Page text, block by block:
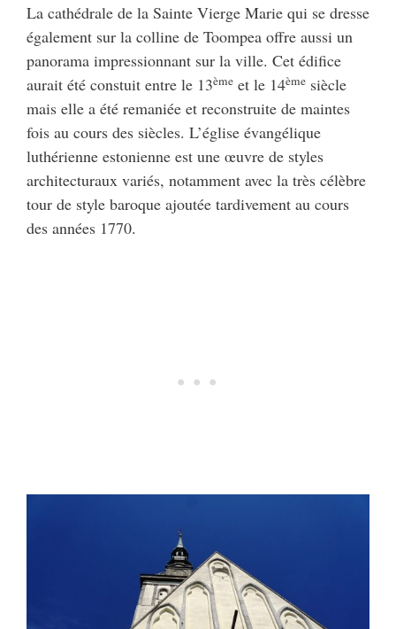
La cathédrale de la Sainte Vierge Marie qui se dresse
également sur la colline de Toompea offre aussi un
panorama impressionnant sur la ville. Cet édifice
aurait été constuit entre le 13ème et le 14ème siècle
mais elle a été remaniée et reconstruite de maintes
fois au cours des siècles. L’église évangélique
luthérienne estonienne est une œuvre de styles
architecturaux variés, notamment avec la très célèbre
tour de style baroque ajoutée tardivement au cours
des années 1770.